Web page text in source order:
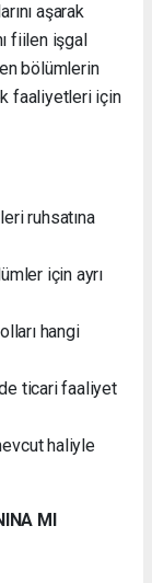
aşarak
fiilen işgal
bölümlerin
faaliyetleri için
ruhsatına
için ayrı
hangi
ticari faaliyet
haliyle
MI